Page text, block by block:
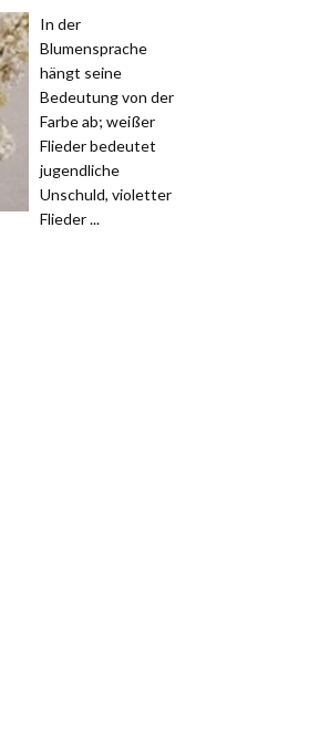
In der
Blumensprache
hängt seine
Bedeutung von der
Farbe ab; weißer
Flieder bedeutet
jugendliche
Unschuld, violetter
Flieder ...